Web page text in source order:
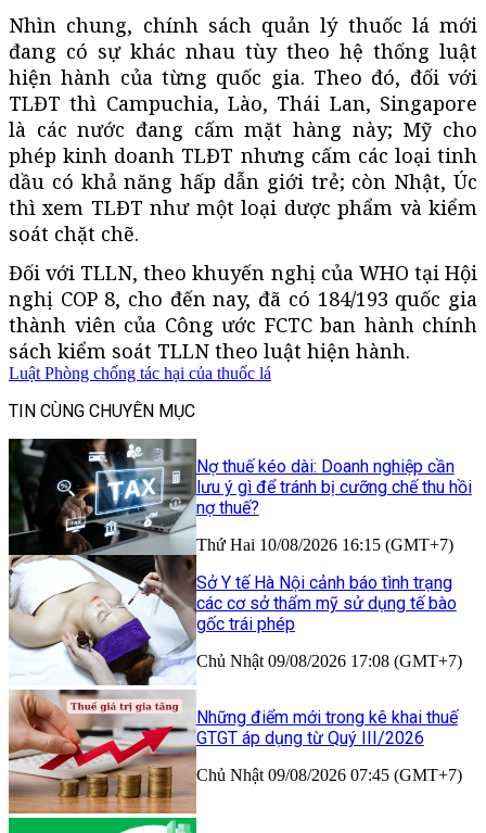
Nhìn chung, chính sách quản lý thuốc lá mới
đang có sự khác nhau tùy theo hệ thống luật
hiện hành của từng quốc gia. Theo đó, đối với
TLĐT thì Campuchia, Lào, Thái Lan, Singapore
là các nước đang cấm mặt hàng này; Mỹ cho
phép kinh doanh TLĐT nhưng cấm các loại tinh
dầu có khả năng hấp dẫn giới trẻ; còn Nhật, Úc
thì xem TLĐT như một loại dược phẩm và kiểm
soát chặt chẽ.
Đối với TLLN, theo khuyến nghị của WHO tại Hội
nghị COP 8, cho đến nay, đã có 184/193 quốc gia
thành viên của Công ước FCTC ban hành chính
sách kiểm soát TLLN theo luật hiện hành.
Luật Phòng chống tác hại của thuốc lá
TIN CÙNG CHUYÊN MỤC
Nợ thuế kéo dài: Doanh nghiệp cần
lưu ý gì để tránh bị cưỡng chế thu hồi
nợ thuế?
Thứ Hai 10/08/2026 16:15 (GMT+7)
Sở Y tế Hà Nội cảnh báo tình trạng
các cơ sở thẩm mỹ sử dụng tế bào
gốc trái phép
Chủ Nhật 09/08/2026 17:08 (GMT+7)
Những điểm mới trong kê khai thuế
GTGT áp dụng từ Quý III/2026
Chủ Nhật 09/08/2026 07:45 (GMT+7)